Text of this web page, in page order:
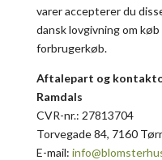
varer accepterer du
dansk lovgivning om
forbrugerkøb.
Aftalepart og
Ramdals
CVR-nr.: 27813704
Torvegade 84, 7160
E-mail: